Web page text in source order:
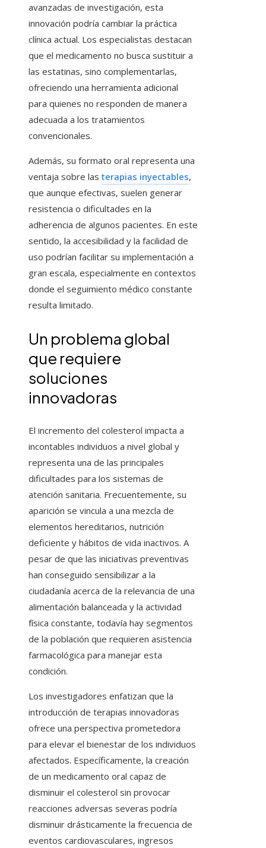
avanzadas de investigación, esta
innovación podría cambiar la práctica
clínica actual. Los especialistas destacan
que el medicamento no busca sustituir a
las estatinas, sino complementarlas,
ofreciendo una herramienta adicional
para quienes no responden de manera
adecuada a los tratamientos
convencionales.
Además, su formato oral representa una
ventaja sobre las terapias inyectables,
que aunque efectivas, suelen generar
resistencia o dificultades en la
adherencia de algunos pacientes. En este
sentido, la accesibilidad y la facilidad de
uso podrían facilitar su implementación a
gran escala, especialmente en contextos
donde el seguimiento médico constante
resulta limitado.
Un problema global
que requiere
soluciones
innovadoras
El incremento del colesterol impacta a
incontables individuos a nivel global y
representa una de las principales
dificultades para los sistemas de
atención sanitaria. Frecuentemente, su
aparición se vincula a una mezcla de
elementos hereditarios, nutrición
deficiente y hábitos de vida inactivos. A
pesar de que las iniciativas preventivas
han conseguido sensibilizar a la
ciudadanía acerca de la relevancia de una
alimentación balanceada y la actividad
física constante, todavía hay segmentos
de la población que requieren asistencia
farmacológica para manejar esta
condición.
Los investigadores enfatizan que la
introducción de terapias innovadoras
ofrece una perspectiva prometedora
para elevar el bienestar de los individuos
afectados. Específicamente, la creación
de un medicamento oral capaz de
disminuir el colesterol sin provocar
reacciones adversas severas podría
disminuir drásticamente la frecuencia de
eventos cardiovasculares, ingresos